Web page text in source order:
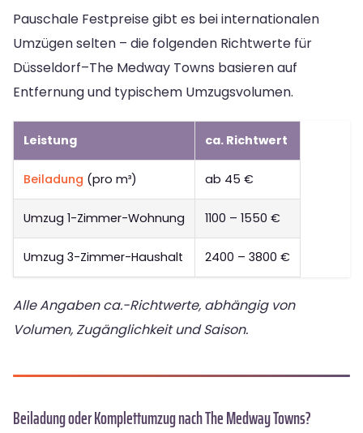
Pauschale Festpreise gibt es bei internationalen
Umzügen selten – die folgenden Richtwerte für
Düsseldorf–The Medway Towns basieren auf
Entfernung und typischem Umzugsvolumen.
Leistung ca. Richtwert
Beiladung (pro m³) ab 45 €
Umzug 1-Zimmer-Wohnung 1100 – 1550 €
Umzug 3-Zimmer-Haushalt 2400 – 3800 €
Alle Angaben ca.-Richtwerte, abhängig von
Volumen, Zugänglichkeit und Saison.
Beiladung oder Komplettumzug nach The Medway Towns?